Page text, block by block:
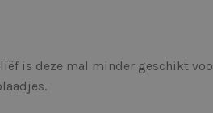
is deze mal minder geschikt